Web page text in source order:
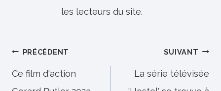
les lecteurs du site.
Navigation
de
PRÉCÉDENT
Ce film d'action
SUIVANT
La série télévisée